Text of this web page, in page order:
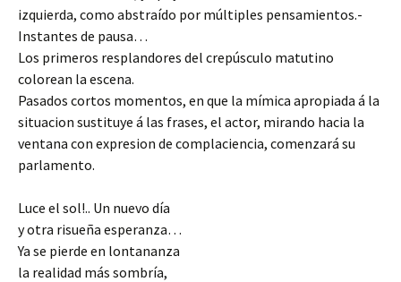
izquierda, como abstraído por múltiples pensamientos.-
Instantes de pausa…
Los primeros resplandores del crepúsculo matutino
colorean la escena.
Pasados cortos momentos, en que la mímica apropiada á la
situacion sustituye á las frases, el actor, mirando hacia la
ventana con expresion de complaciencia, comenzará su
parlamento.
Luce el sol!.. Un nuevo día
y otra risueña esperanza…
Ya se pierde en lontananza
la realidad más sombría,